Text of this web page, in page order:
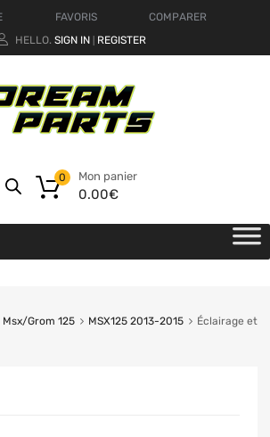
FAVORIS
COMPARER
HELLO. SIGN IN REGISTER
Mon panier
0.00€
0
Msx/Grom 125 MSX125 2013-2015
Éclairage et